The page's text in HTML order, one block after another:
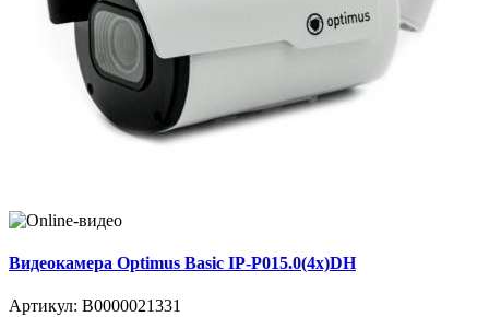
Видеокамера Optimus Basic IP-P015.0(4x)DH
Артикул: В0000021331